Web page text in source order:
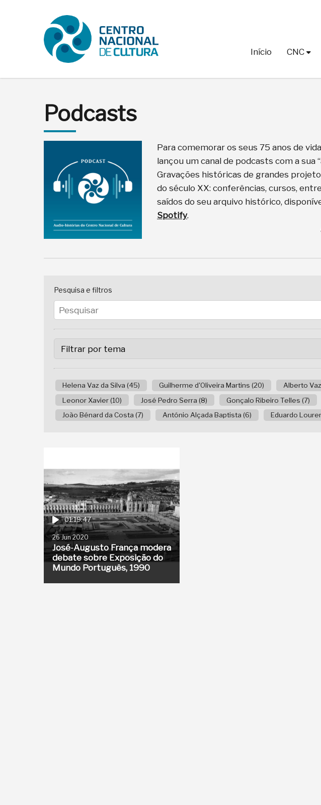
Início CNC
Podcasts
Para comemorar os seus 75 anos de
lançou um canal de podcasts com a sua
Gravações históricas de grandes
do século XX: conferências, cursos,
saídos do seu arquivo histórico,
Spotify.
Pesquisa e filtros
Helena Vaz da Silva (45) Guilherme d'Oliveira Martins (20) Alberto Vaz
Leonor Xavier (10)
José Pedro Serra (8) Gonçalo Ribeiro Telles (7)
João Bénard da Costa (7)
António Alçada Baptista (6) Eduardo
01:19:47
26 Jun 2020
José-Augusto França modera
debate sobre Exposição do
Mundo Português, 1990